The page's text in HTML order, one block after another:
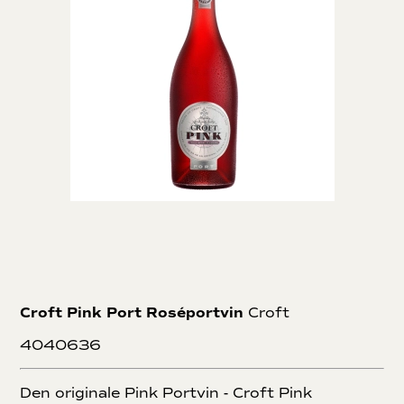
fade fuld af tawny. En vin som de jævnligt tapper i
specialudgaver. Eksempelvis tappede de en Very Very Old
Tawny Port, i anledning af Dronning Elizabeth IIs
Croft Pink Port Roséportvin Croft
4040636
Den originale Pink Portvin - Croft Pink